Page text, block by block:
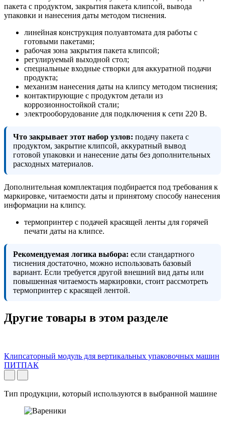
пакета с продуктом, закрытия пакета клипсой, вывода
упаковки и нанесения даты методом тиснения.
линейная конструкция полуавтомата для работы с
готовыми пакетами;
рабочая зона закрытия пакета клипсой;
регулируемый выходной стол;
специальные входные створки для аккуратной подачи
продукта;
механизм нанесения даты на клипсу методом тиснения;
контактирующие с продуктом детали из
коррозионностойкой стали;
электрооборудование для подключения к сети 220 В.
Что закрывает этот набор узлов: подачу пакета с
продуктом, закрытие клипсой, аккуратный вывод
готовой упаковки и нанесение даты без дополнительных
расходных материалов.
Дополнительная комплектация подбирается под требования к
маркировке, читаемости даты и принятому способу нанесения
информации на клипсу.
термопринтер с подачей красящей ленты для горячей
печати даты на клипсе.
Рекомендуемая логика выбора: если стандартного
тиснения достаточно, можно использовать базовый
вариант. Если требуется другой внешний вид даты или
повышенная читаемость маркировки, стоит рассмотреть
термопринтер с красящей лентой.
Другие товары в этом разделе
Клипсаторный модуль для вертикальных упаковочных машин
ПИТПАК
Тип продукции, который используются в выбранной машине